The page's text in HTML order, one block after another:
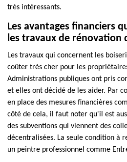
très intéressants.
Les avantages financiers
les travaux de rénovation
Les travaux qui concernent les
coûter très cher pour les
Administrations publiques ont pris
et elles ont décidé de les aider. Par
en place des mesures financières
côté de cela, il faut noter qu'il est
des subventions qui viennent des
décentralisées. La seule condition à
un peintre professionnel comme